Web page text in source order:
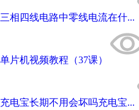
三相四线电路中零线电流在什...
单片机视频教程（37课）
充电宝长期不用会坏吗充电宝...